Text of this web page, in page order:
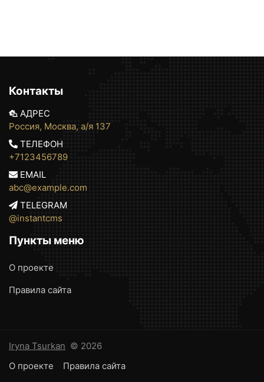
Контакты
АДРЕС
Россия, Москва, а/я 137
ТЕЛЕФОН
+7123456789
EMAIL
abc@example.com
TELEGRAM
@instantcms
Пункты меню
О проекте
Правила сайта
Iryna Tsurkan © 2026
О проекте
Правила сайта